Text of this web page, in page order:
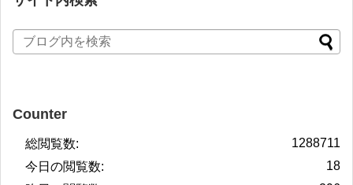
Counter
1288711
総閲覧数:
18
今日の閲覧数: